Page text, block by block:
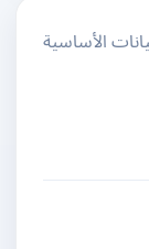
الأساسية